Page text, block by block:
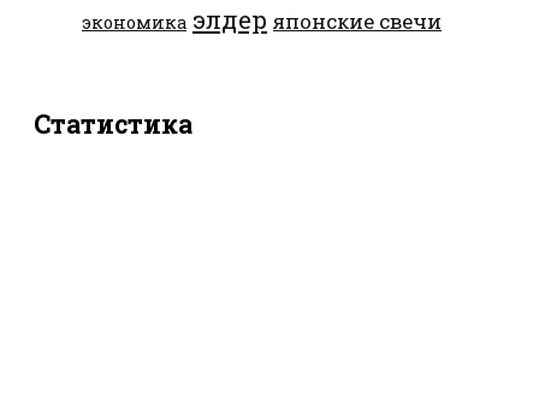
экономика элдер японские свечи
Статистика